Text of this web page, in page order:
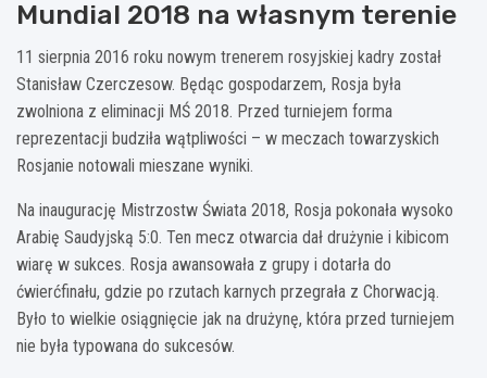
Mundial 2018 na własnym terenie
11 sierpnia 2016 roku nowym trenerem rosyjskiej kadry został
Stanisław Czerczesow. Będąc gospodarzem, Rosja była
zwolniona z eliminacji MŚ 2018. Przed turniejem forma
reprezentacji budziła wątpliwości – w meczach towarzyskich
Rosjanie notowali mieszane wyniki.
Na inaugurację Mistrzostw Świata 2018, Rosja pokonała wysoko
Arabię Saudyjską 5:0. Ten mecz otwarcia dał drużynie i kibicom
wiarę w sukces. Rosja awansowała z grupy i dotarła do
ćwierćfinału, gdzie po rzutach karnych przegrała z Chorwacją.
Było to wielkie osiągnięcie jak na drużynę, która przed turniejem
nie była typowana do sukcesów.